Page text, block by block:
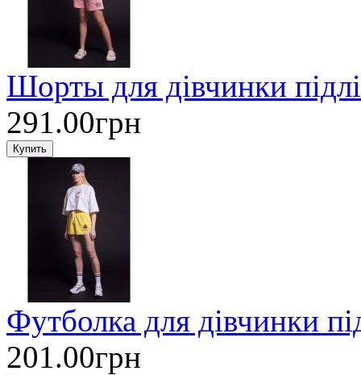
Шорты для дівчинки
291.00грн
Футболка для дівчинки
201.00грн